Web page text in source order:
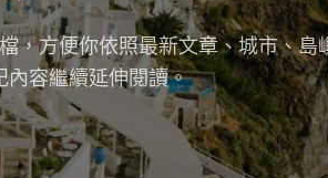
，方便你依照最新文章、城市、島
內容繼續延伸閱讀。